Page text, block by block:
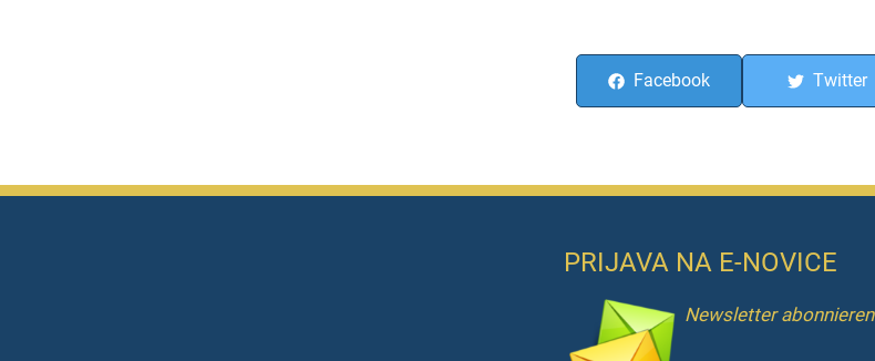
Facebook Twitter
PRIJAVA NA E-NOVICE
Newsletter abonnieren